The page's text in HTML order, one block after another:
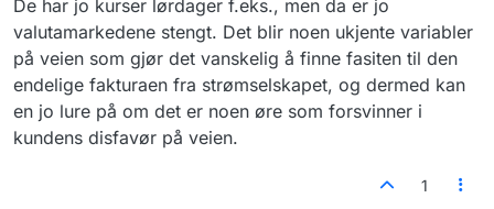
De har jo kurser lørdager f.eks., men da er jo
valutamarkedene stengt. Det blir noen ukjente variabler
på veien som gjør det vanskelig å finne fasiten til den
endelige fakturaen fra strømselskapet, og dermed kan
en jo lure på om det er noen øre som forsvinner i
kundens disfavør på veien.
1